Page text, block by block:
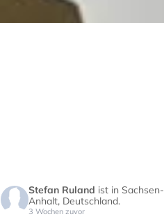
Stefan Ruland ist in Sachsen-
Anhalt, Deutschland.
3 Wochen zuvor